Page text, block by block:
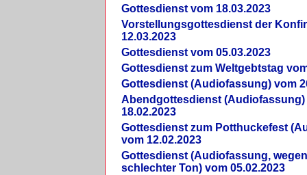
Gottesdienst vom 18.03.2023
Vorstellungsgottesdienst der
12.03.2023
Gottesdienst vom 05.03.2023
Gottesdienst zum Weltgebtstag
Gottesdienst (Audiofassung) vom
Abendgottesdienst (Audiofassung)
18.02.2023
Gottesdienst zum Potthuckefest
vom 12.02.2023
Gottesdienst (Audiofassung,
schlechter Ton) vom 05.02.2023